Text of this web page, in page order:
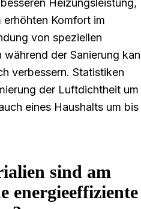
Heizungsleistung,
Komfort im
von speziellen
der Sanierung
verbessern. Statistiken
der Luftdichtheit um
eines Haushalts um
sind am
energieeffiziente